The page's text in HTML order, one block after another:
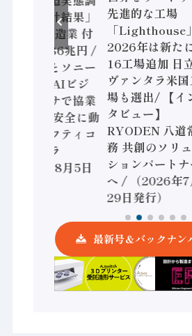
査二次集計結果」
2024年製造業 付
加価値額86兆円 /
三菱電機とソニー
セミコン AIビジ
ョンセンサで協業
/ IDEC、安全に動
かすセーフティコ
ントローラ
（2026年8月5日
先進的な工場
「Lighthouse」
2026年は新た
16工場追加 日
ヴァンタラ米
場も選出/ 【イ
タビュー】
RYODEN 八道
務 共創のソリ
ションパートナ
へ / （2026年7
29日発行）
最新号＆バックナン